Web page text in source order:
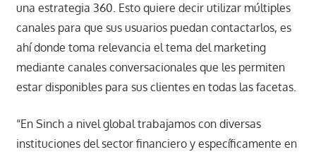
una estrategia 360. Esto quiere decir utilizar múltiples
canales para que sus usuarios puedan contactarlos, es
ahí donde toma relevancia el tema del marketing
mediante canales conversacionales que les permiten
estar disponibles para sus clientes en todas las facetas.
“En Sinch a nivel global trabajamos con diversas
instituciones del sector financiero y específicamente en